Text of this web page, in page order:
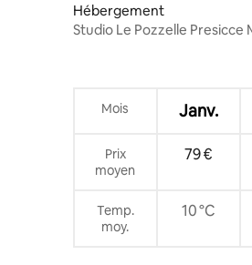
Hébergement
Studio Le Pozzelle Presicce Maison avec
Mois Janv.
Prix
moyen
79 €
Temp.
moy.
10 °C